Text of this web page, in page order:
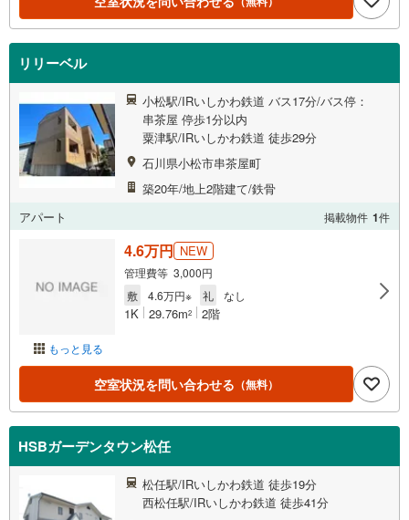
リリーベル
小松駅/IRいしかわ鉄道 バス17分/バス停：
串茶屋 停歩1分以内
粟津駅/IRいしかわ鉄道 徒歩29分
石川県小松市串茶屋町
築20年/地上2階建て/鉄骨
アパート
掲載物件 1件
もっと見る
4.6万円 NEW
管理費等 3,000円
敷
4.6万円※ 礼 なし
1K 29.76m2 2階
空室状況を問い合わせる （無料）
HSBガーデンタウン松任
松任駅/IRいしかわ鉄道 徒歩19分
西松任駅/IRいしかわ鉄道 徒歩41分